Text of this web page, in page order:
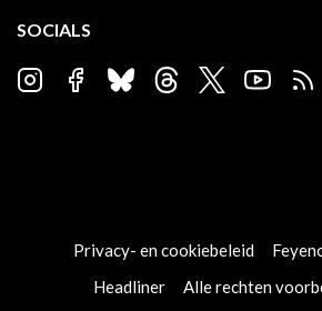
SOCIALS
Privacy- en cookiebeleid
Headliner
Alle rechten